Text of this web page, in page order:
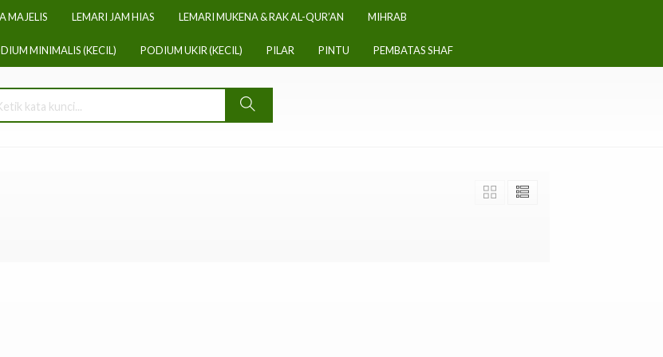
MAJELIS LEMARI JAM HIAS LEMARI MUKENA & RAK AL-QUR’AN MIHRAB
MINIMALIS (KECIL) PODIUM UKIR (KECIL) PILAR PINTU PEMBATAS SHAF